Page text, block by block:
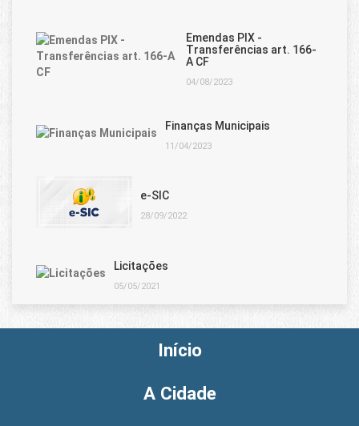
Emendas PIX -
Transferências art. 166-
A CF
04/08/2023
Finanças Municipais
11/04/2023
e-SIC
28/09/2022
Licitações
05/05/2021
Início
A Cidade